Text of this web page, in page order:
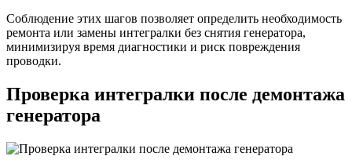
Соблюдение этих шагов позволяет определить необходимость
ремонта или замены интегралки без снятия генератора,
минимизируя время диагностики и риск повреждения
проводки.
Проверка интегралки после демонтажа
генератора